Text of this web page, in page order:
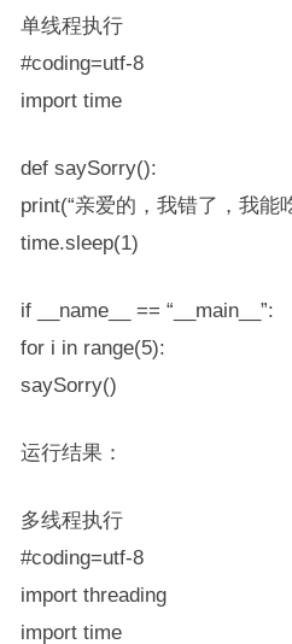
单线程执行
#coding=utf-8
import time
def saySorry():
print(“亲爱的，我错了，我能
time.sleep(1)
if __name__ == “__main__”:
for i in range(5):
saySorry()
运行结果：
多线程执行
#coding=utf-8
import threading
import time